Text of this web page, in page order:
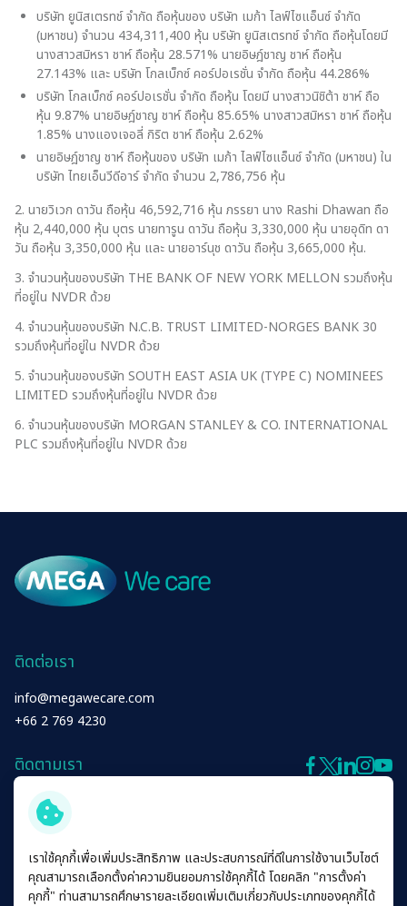
การจัดการห่วงโซ่อุปทานอย่างมี
ความรับผิดชอบ
ความปลอดภัยทางไซเบอร์
การดำเนินกาด้านการกำกับดูแล
นวัตกรรมและการประหยัด
การบริหารความต่อเนื่องทาง
ธุรกิจ
บริษัท ยูนิสเตรทช์ จำกัด ถือหุ้นของ บริษัท เมก้า ไลฟ์ไซแอ็นซ์ จำกัด
(มหาชน) จำนวน 434,311,400 หุ้น บริษัท ยูนิสเตรทช์ จำกัด ถือหุ้นโดยมี
นางสาวสมิหรา ชาห์ ถือหุ้น 28.571% นายอิษฎ์ชาญ ชาห์ ถือหุ้น
27.143% และ บริษัท โกลเบ็กซ์ คอร์ปอเรชั่น จำกัด ถือหุ้น 44.286%
บริษัท โกลเบ็กซ์ คอร์ปอเรชั่น จำกัด ถือหุ้น โดยมี นางสาวนิชิต้า ชาห์ ถือ
หุ้น 9.87% นายอิษฎ์ชาญ ชาห์ ถือหุ้น 85.65% นางสาวสมิหรา ชาห์ ถือหุ้น
1.85% นางแองเจอลี่ กิริต ชาห์ ถือหุ้น 2.62%
นายอิษฎ์ชาญ ชาห์ ถือหุ้นของ บริษัท เมก้า ไลฟ์ไซแอ็นซ์ จำกัด (มหาชน) ใน
บริษัท ไทยเอ็นวีดีอาร์ จำกัด จำนวน 2,786,756 หุ้น
2. นายวิเวก ดาวัน ถือหุ้น 46,592,716 หุ้น ภรรยา นาง Rashi Dhawan ถือ
หุ้น 2,440,000 หุ้น บุตร นายทารูน ดาวัน ถือหุ้น 3,330,000 หุ้น นายอุดิท ดา
วัน ถือหุ้น 3,350,000 หุ้น และ นายอาร์นุช ดาวัน ถือหุ้น 3,665,000 หุ้น.
3. จำนวนหุ้นของบริษัท THE BANK OF NEW YORK MELLON รวมถึงหุ้น
ที่อยู่ใน NVDR ด้วย
4. จำนวนหุ้นของบริษัท N.C.B. TRUST LIMITED-NORGES BANK 30
รวมถึงหุ้นที่อยู่ใน NVDR ด้วย
5. จำนวนหุ้นของบริษัท SOUTH EAST ASIA UK (TYPE C) NOMINEES
LIMITED รวมถึงหุ้นที่อยู่ใน NVDR ด้วย
6. จำนวนหุ้นของบริษัท MORGAN STANLEY & CO. INTERNATIONAL
PLC รวมถึงหุ้นที่อยู่ใน NVDR ด้วย
ติดต่อเรา
info@megawecare.com
+66 2 769 4230
ติดตามเรา
We Care
Products
เราใช้คุกกี้เพื่อเพิ่มประสิทธิภาพ และประสบการณ์ที่ดีในการใช้งานเว็บไซต์
คุณสามารถเลือกตั้งค่าความยินยอมการใช้คุกกี้ได้ โดยคลิก "การตั้งค่า
คุกกี้" ท่านสามารถศึกษารายละเอียดเพิ่มเติมเกี่ยวกับประเภทของคุกกี้ได้